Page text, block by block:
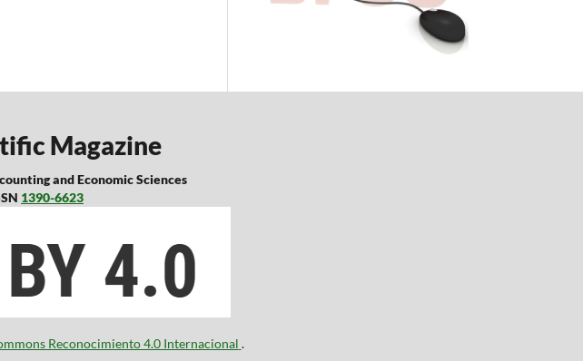
Magazine
and Economic Sciences
1390-6623
Reconocimiento 4.0 Internacional .